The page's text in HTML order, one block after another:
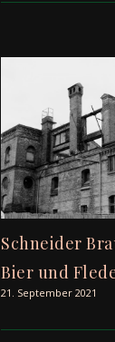
Schneider
Bier und
21. September 2021